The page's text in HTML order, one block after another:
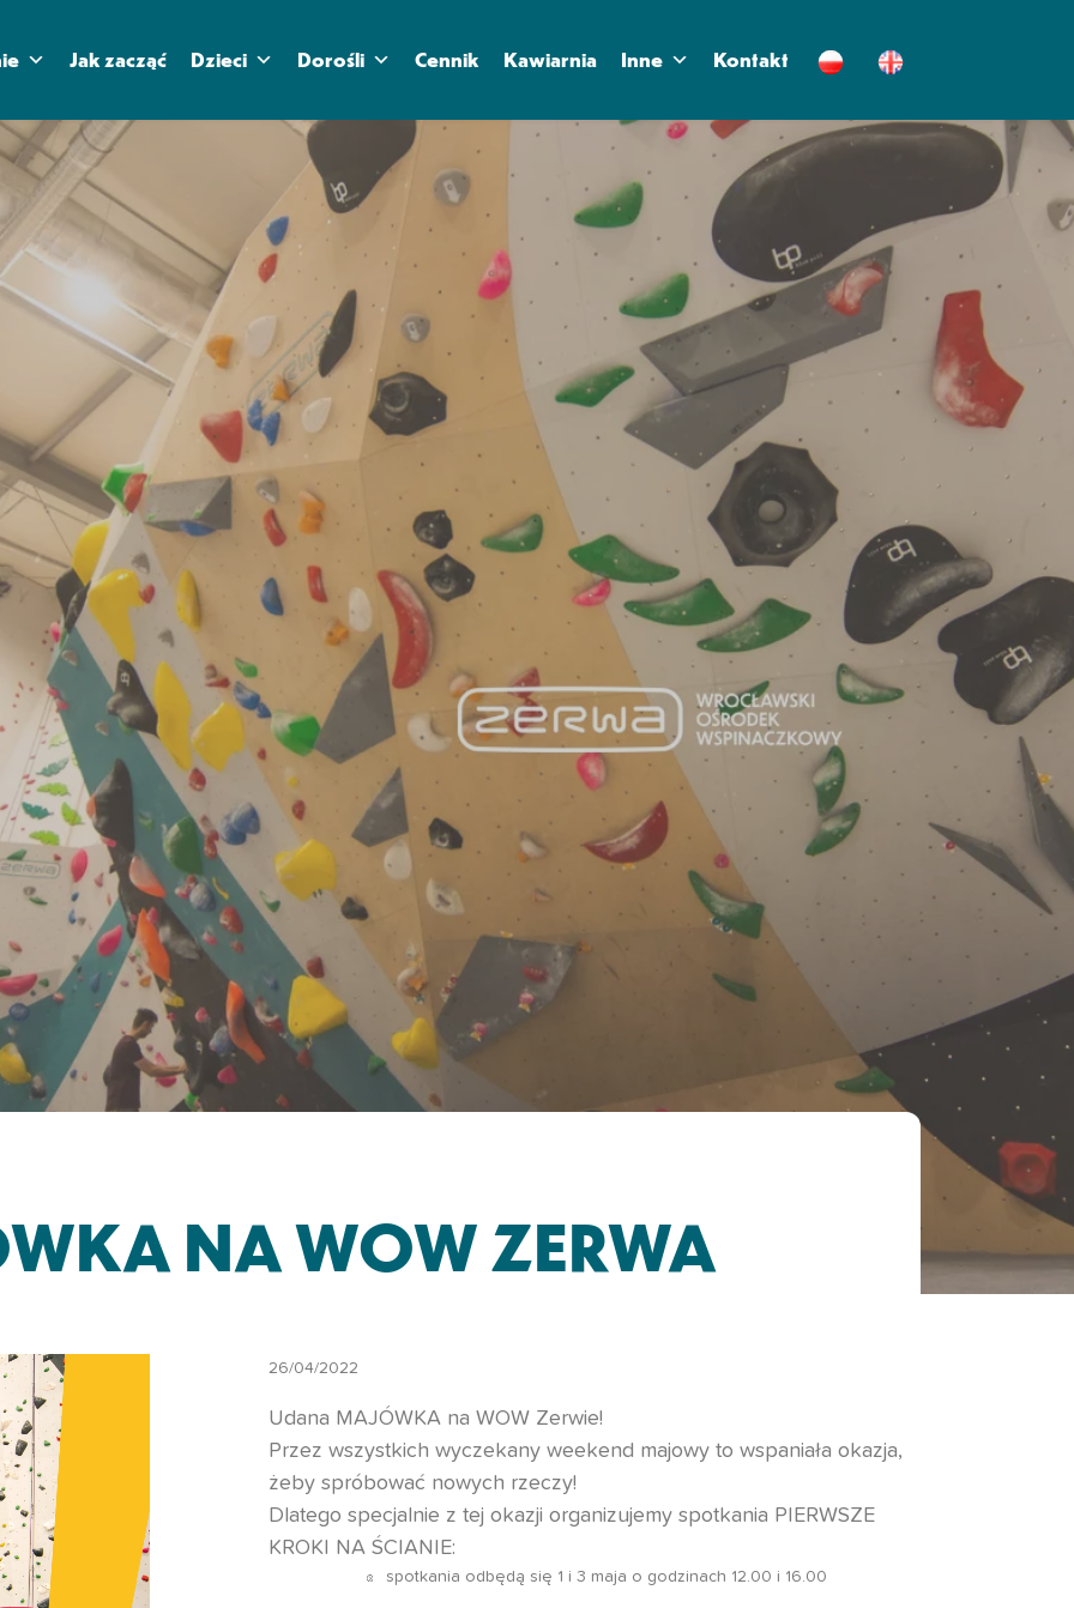
Jak zacząć Dzieci Dorośli Cennik Kawiarnia Inne Kontakt
NA WOW ZERWA
26/04/2022
Udana MAJÓWKA na WOW Zerwie!
Przez wszystkich wyczekany weekend majowy to wspaniała okazja,
żeby spróbować nowych rzeczy!
Dlatego specjalnie z tej okazji organizujemy spotkania PIERWSZE
KROKI NA ŚCIANIE:
spotkania odbędą się 1 i 3 maja o godzinach 12.00 i 16.00